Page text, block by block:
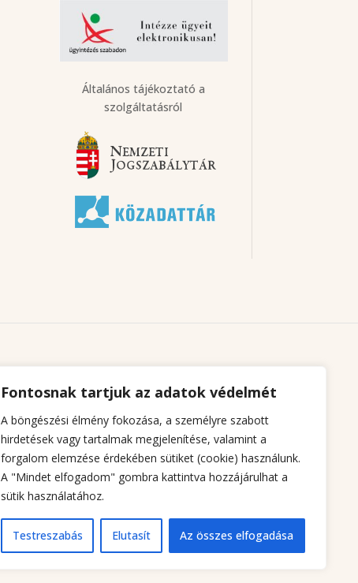
Fontosnak tartjuk az adatok védelmét
A böngészési élmény fokozása, a személyre szabott
hirdetések vagy tartalmak megjelenítése, valamint a
forgalom elemzése érdekében sütiket (cookie) használunk.
A "Mindet elfogadom" gombra kattintva hozzájárulhat a
sütik használatához.
Testreszabás Elutasít Az összes elfogadása
Általános tájékoztató a
szolgáltatásról